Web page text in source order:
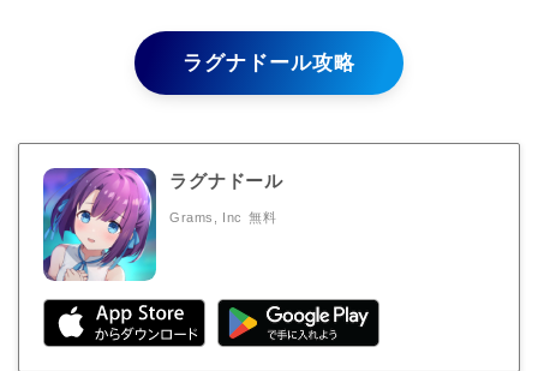
ラグナドール攻略
ラグナドール
Grams, Inc 無料